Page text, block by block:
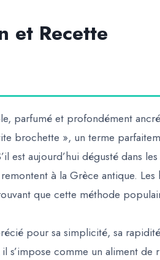
et Recette
parfumé et profondément
brochette », un terme
est aujourd’hui dégusté dans les
à la Grèce antique. Les
que cette méthode
pour sa simplicité, sa
s’impose comme un aliment de